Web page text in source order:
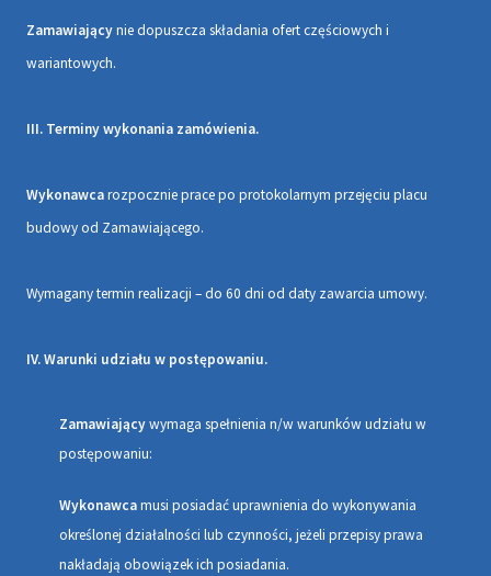
Zamawiającynie dopuszcza składania ofert częściowych i
wariantowych.
III. Terminy wykonania zamówienia.
Wykonawcarozpocznie prace po protokolarnym przejęciu placu
budowy od Zamawiającego.
Wymagany termin realizacji – do 60 dni od daty zawarcia umowy.
IV. Warunki udziału w postępowaniu.
Zamawiającywymaga spełnienia n/w warunków udziału w
postępowaniu:
Wykonawcamusi posiadać uprawnienia do wykonywania
określonej działalności lub czynności, jeżeli przepisy prawa
nakładają obowiązek ich posiadania.